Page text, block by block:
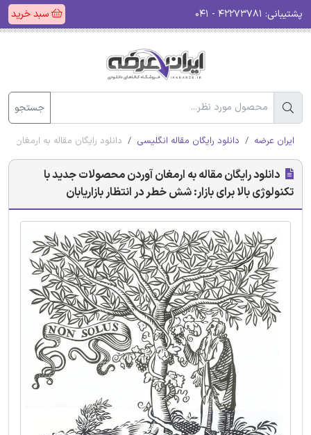
پشتیبانی: سبد خرید
جستجو
ایران عرضه دانلود رایگان مقاله انگلیسی دانلود رایگان مقاله به ارمغان
دانلود رایگان مقاله به ارمغان آوردن محصولات جدید با
تکنولوژی بالا برای بازار: شش خطر در انتظار بازاریابان